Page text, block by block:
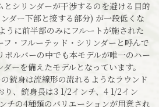
とシリンダーが干渉するのを避ける目的
ダー下部と接する部分) が一段低くな
うに前半部のみにフルートが施された
フ・フルーテッド・シリンダーと呼んで
ボルバーの中でも本モデルが唯一のハー
ーを備えたモデルとなっています。
銃身は流線形の流れるようなラウンド
、銃身長は3 1/2インチ、4 1/2イン
チの4種類のバリエーションが用意され